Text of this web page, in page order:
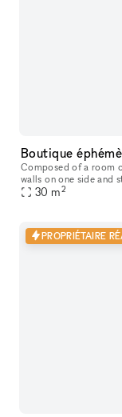
Composed of a room
walls on one side and
30 m2
PROPRIÉTAIRE